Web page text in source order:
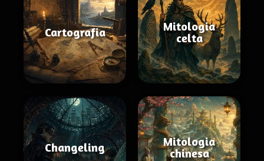
Cartografia
Mitologia
celta
Changeling
Mitologia
chinesa